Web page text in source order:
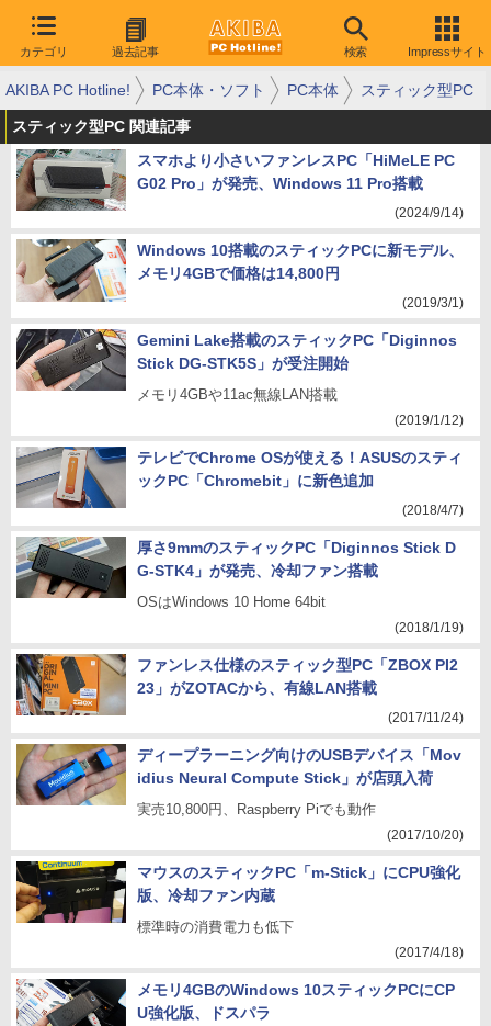
カテゴリ 過去記事 検索 Impressサイト
AKIBA PC Hotline! PC本体・ソフト PC本体 スティック型PC
スティック型PC 関連記事
スマホより小さいファンレスPC「HiMeLE PC
G02 Pro」が発売、Windows 11 Pro搭載
(2024/9/14)
Windows 10搭載のスティックPCに新モデル、
メモリ4GBで価格は14,800円
(2019/3/1)
Gemini Lake搭載のスティックPC「Diginnos
Stick DG-STK5S」が受注開始
メモリ4GBや11ac無線LAN搭載
(2019/1/12)
テレビでChrome OSが使える！ASUSのスティ
ックPC「Chromebit」に新色追加
(2018/4/7)
厚さ9mmのスティックPC「Diginnos Stick D
G-STK4」が発売、冷却ファン搭載
OSはWindows 10 Home 64bit
(2018/1/19)
ファンレス仕様のスティック型PC「ZBOX PI2
23」がZOTACから、有線LAN搭載
(2017/11/24)
ディープラーニング向けのUSBデバイス「Mov
idius Neural Compute Stick」が店頭入荷
実売10,800円、Raspberry Piでも動作
(2017/10/20)
マウスのスティックPC「m-Stick」にCPU強化
版、冷却ファン内蔵
標準時の消費電力も低下
(2017/4/18)
メモリ4GBのWindows 10スティックPCにCP
U強化版、ドスパラ